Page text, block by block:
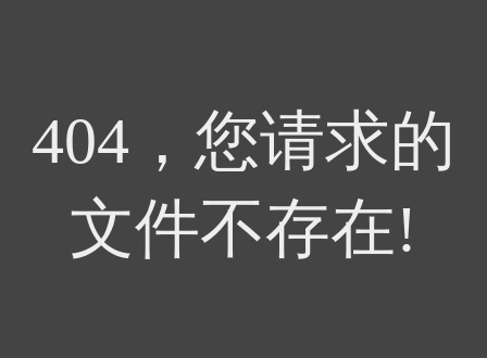
404，您请求的
文件不存在!